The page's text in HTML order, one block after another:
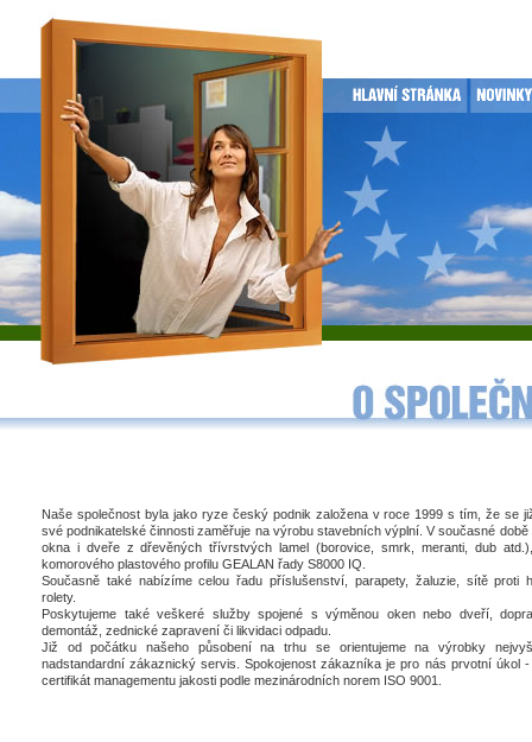
Naše společnost byla jako ryze český podnik založena v roce 1999 s tím, že se
své podnikatelské činnosti zaměřuje na výrobu stavebních výplní. V současné
okna i dveře z dřevěných třívrstvých lamel (borovice, smrk, meranti, dub
komorového plastového profilu GEALAN řady S8000 IQ.
Současně také nabízíme celou řadu příslušenství, parapety, žaluzie, sítě proti
rolety.
Poskytujeme také veškeré služby spojené s výměnou oken nebo dveří,
demontáž, zednické zapravení či likvidaci odpadu.
Již od počátku našeho působení na trhu se orientujeme na výrobky
nadstandardní zákaznický servis. Spokojenost zákazníka je pro nás prvotní úkol
certifikát managementu jakosti podle mezinárodních norem ISO 9001.